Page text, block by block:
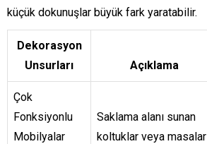
küçük dokunuşlar büyük fark yaratabilir.
Dekorasyon
Unsurları
Açıklama
Çok
Fonksiyonlu
Mobilyalar
Saklama alanı sunan
koltuklar veya masalar